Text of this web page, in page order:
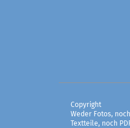
Copyright
Weder Fotos,
Textteile, noch